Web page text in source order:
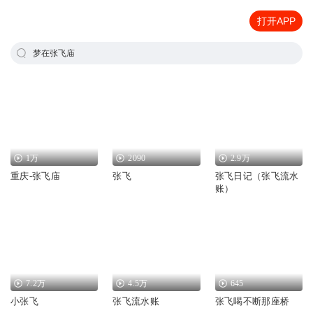
打开APP
梦在张飞庙
1万
重庆-张飞庙
2090
张飞
2.9万
张飞日记（张飞流水
账）
7.2万
小张飞
4.5万
张飞流水账
645
张飞喝不断那座桥